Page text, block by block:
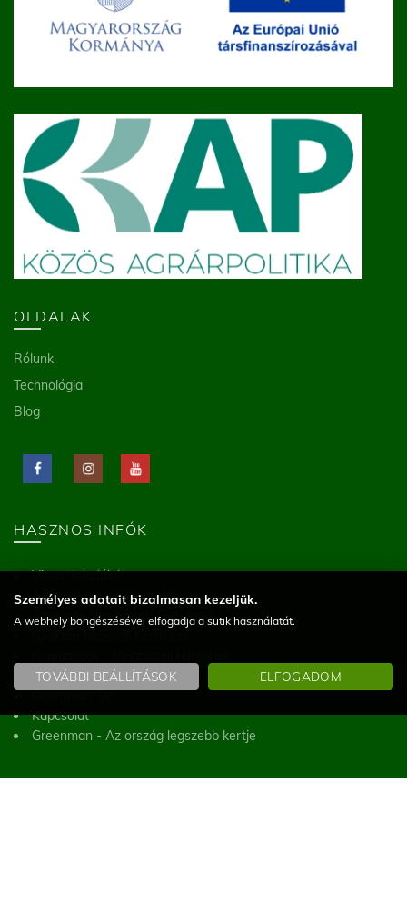
OLDALAK
Rólunk
Technológia
Blog
HASZNOS INFÓK
Viszonteladóink
Adatvédelmi tájékoztató
Általános Szerződési Feltételek
Elállás a megrendeléstől
Kapcsolat
Greenman - Az ország legszebb kertje
GREENMAN
Személyes adatait bizalmasan kezeljük.
A webhely böngészésével elfogadja a sütik használatát.
TOVÁBBI BEÁLLÍTÁSOK ELFOGADOM